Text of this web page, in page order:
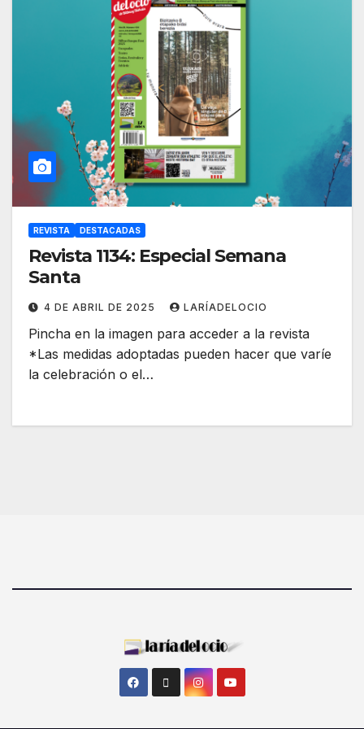
REVISTA DESTACADAS
Revista 1134: Especial Semana
Santa
4 DE ABRIL DE 2025 LARÍADELOCIO
Pincha en la imagen para acceder a la revista
*Las medidas adoptadas pueden hacer que varíe
la celebración o el…